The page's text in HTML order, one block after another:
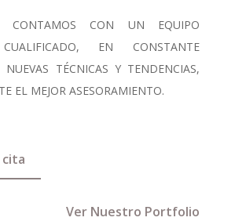
CONTAMOS CON UN EQUIPO
EN CONSTANTE
TÉCNICAS Y TENDENCIAS,
EL MEJOR ASESORAMIENTO.
cita
Ver Nuestro Portfolio